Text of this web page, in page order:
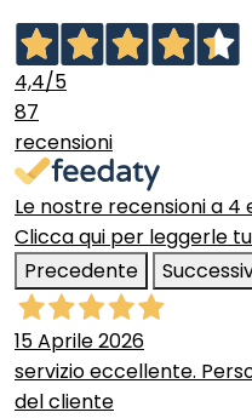
4,4/5
87
recensioni
Le nostre recensioni a 4
Clicca qui per leggerle
Precedente
15 Aprile 2026
servizio eccellente.
del cliente